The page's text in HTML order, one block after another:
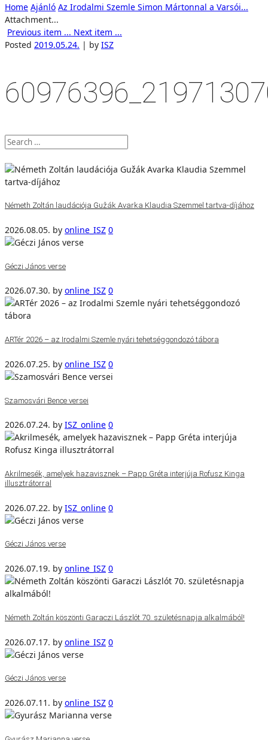
Home Ajánló Az Irodalmi Szemle Simon Mártonnal a Varsói...
Attachment...
Previous item ... Next item ...
Posted 2019.05.24. | by ISZ
Németh Zoltán laudációja Gužák Avarka Klaudia Szemmel tartva-díjához
2026.08.05. by online_ISZ 0
Géczi János verse
2026.07.30. by online_ISZ 0
ARTér 2026 – az Irodalmi Szemle nyári tehetséggondozó tábora
2026.07.25. by online_ISZ 0
Szamosvári Bence versei
2026.07.24. by ISZ_online 0
Akrilmesék, amelyek hazavisznek – Papp Gréta interjúja Rofusz Kinga
illusztrátorral
2026.07.22. by ISZ_online 0
Géczi János verse
2026.07.19. by online_ISZ 0
Németh Zoltán köszönti Garaczi Lászlót 70. születésnapja alkalmából!
2026.07.17. by online_ISZ 0
Géczi János verse
2026.07.11. by online_ISZ 0